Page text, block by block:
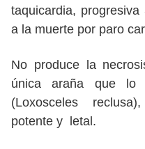
taquicardia,
a la muerte por paro
No produce la
única araña que
(Loxosceles
potente y letal.